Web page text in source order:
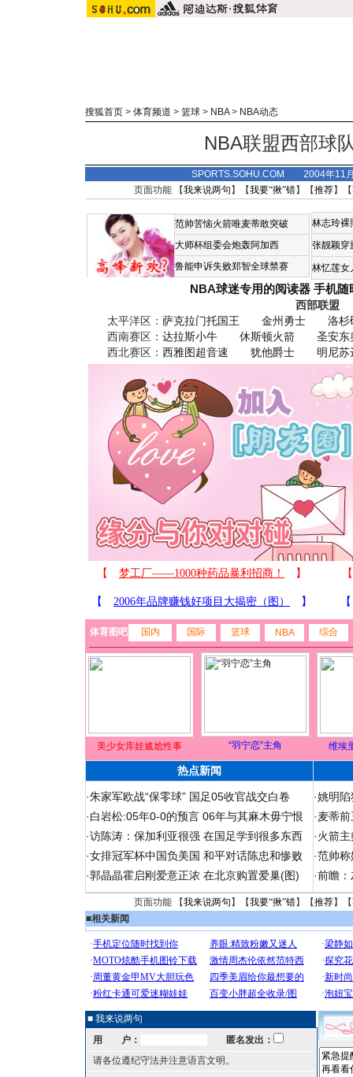
搜狐首页 > 体育频道 > 篮球 > NBA> NBA动态
NBA联盟西部球
SPORTS.SOHU.COM 2004年11
页面功能 【我来说两句 】【我要“揪”错】【推荐】
范帅苦恼火箭唯麦蒂敢突破
大师杯组委会炮轰阿加西
鲁能申诉失败郑智全球禁赛
林志玲裸
张靓颖穿
林忆莲女
NBA球迷专用的阅读器 手机随
西部联盟
太平洋区： 萨克拉门托国王 金州勇士
洛杉
西南赛区： 达拉斯小牛 休斯顿火箭
圣安东
西北赛区： 西雅图超音速 犹他爵士 明尼苏
体育图吧 国内 国际 篮球 NBA 综合
美少女库娃尴尬性事 “羽宁恋”主角 维埃
热点新闻
·朱家军欧战“保零球” 国足05收官战交白卷
·白岩松:05年0-0的预言 06年与其麻木毋宁恨
·访陈涛：保加利亚很强 在国足学到很多东西
·女排冠军杯中国负美国 和平对话陈忠和惨败
·郭晶晶霍启刚爱意正浓 在北京购置爱巢(图)
·姚明
·麦蒂
·火箭
·范帅
·前瞻
页面功能 【我来说两句 】【我要“揪”错】【推荐】
■相关新闻
■ 我来说两句
用 户：
匿名发出：
请各位遵纪守法并注意语言文明。